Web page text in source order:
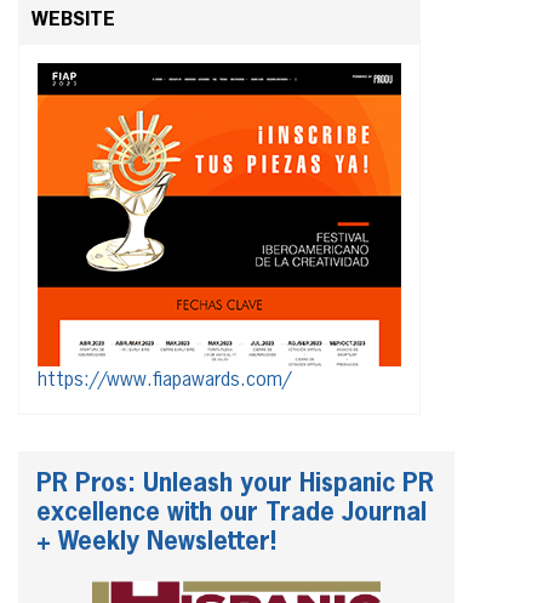
WEBSITE
https://www.fiapawards.com/
PR Pros: Unleash your Hispanic PR
excellence with our Trade Journal
+ Weekly Newsletter!